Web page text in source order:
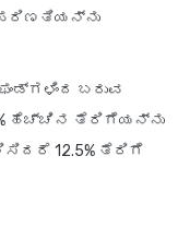
ಪರಿಣತಿಯನ್ನು
ಬರುವ
ಹೆಚ್ಚಿನ ತೆರಿಗೆಯನ್ನು
12.5% ತೆರಿಗೆ